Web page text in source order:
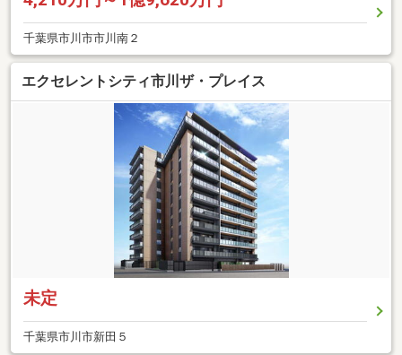
千葉県市川市市川南２
エクセレントシティ市川ザ・プレイス
未定
千葉県市川市新田５